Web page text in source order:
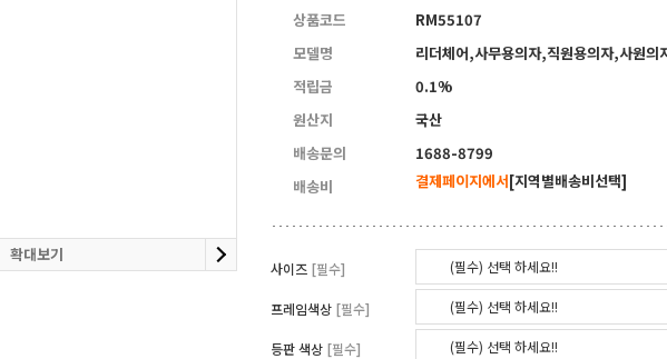
확대보기
상품코드
RM55107
모델명
리더체어,사무용의자,직원용의자,사원의
적립금
0.1%
원산지
국산
배송문의
1688-8799
배송비
결제페이지에서[지역별배송비선택]
사이즈 [필수] (필수) 선택 하세요!!
프레임색상 [필수] (필수) 선택 하세요!!
등판 색상 [필수] (필수) 선택 하세요!!